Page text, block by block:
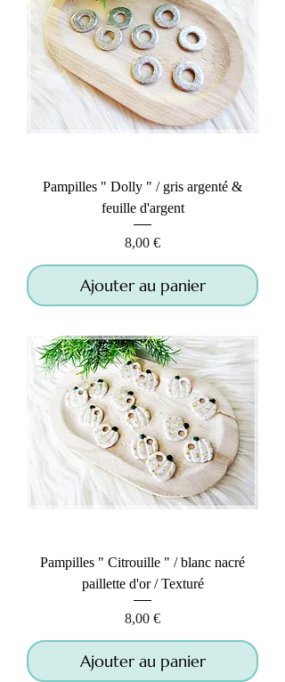
Pampilles " Dolly " / gris argenté &
feuille d'argent
Prix
8,00 €
Ajouter au panier
Pampilles " Citrouille " / blanc nacré
paillette d'or / Texturé
Prix
8,00 €
Ajouter au panier